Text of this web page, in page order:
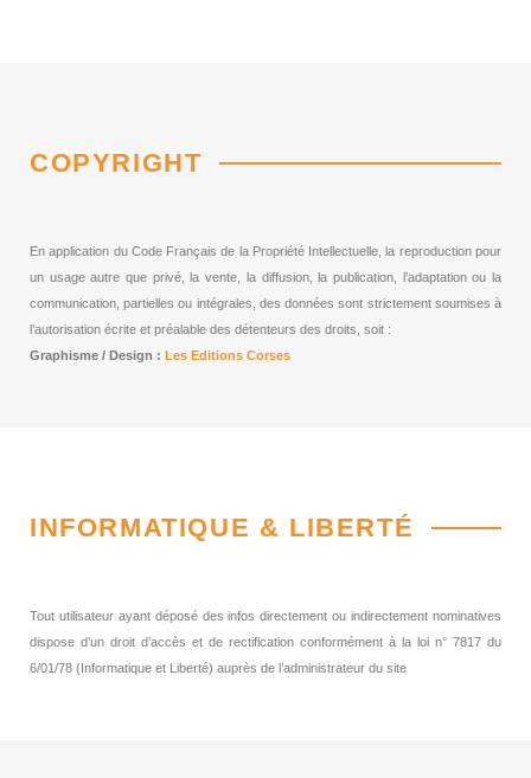
COPYRIGHT
En application du Code Français de la Propriété Intellectuelle, la reproduction pour
un usage autre que privé, la vente, la diffusion, la publication, l’adaptation ou la
communication, partielles ou intégrales, des données sont strictement soumises à
l’autorisation écrite et préalable des détenteurs des droits, soit :
Graphisme / Design : Les Editions Corses
INFORMATIQUE & LIBERTÉ
Tout utilisateur ayant déposé des infos directement ou indirectement nominatives
dispose d’un droit d’accès et de rectification conformément à la loi n° 7817 du
6/01/78 (Informatique et Liberté) auprès de l’administrateur du site